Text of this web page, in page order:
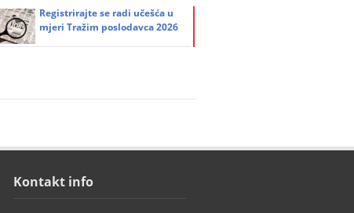
Registrirajte se radi učešća u
mjeri Tražim poslodavca 2026
Kontakt info